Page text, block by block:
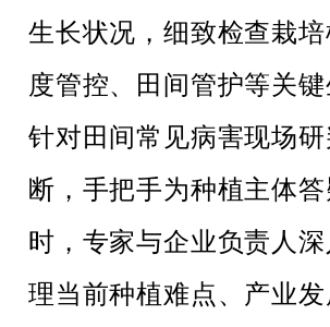
生长状况，细致检查栽
度管控、田间管护等关键
针对田间常见病害现场
断，手把手为种植主体
时，专家与企业负责人
理当前种植难点、产业